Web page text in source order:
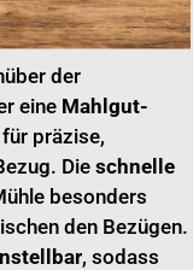
der
eine Mahlgut-
präzise,
Die schnelle
besonders
den Bezügen.
, sodass